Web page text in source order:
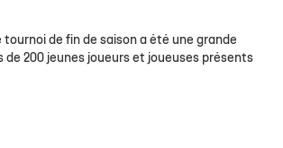
tournoi de fin de saison a été une grande
de 200 jeunes joueurs et joueuses présents